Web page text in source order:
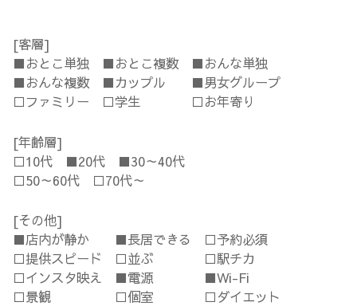
[客層]
■おとこ単独 ■おとこ複数 ■おんな単独
■おんな複数 ■カップル ■男女グループ
□ファミリー □学生 □お年寄り
[年齢層]
□10代 ■20代 ■30～40代
□50～60代 □70代～
[その他]
■店内が静か ■長居できる □予約必須
□提供スピード □並ぶ □駅チカ
□インスタ映え ■電源 ■Wi-Fi
□景観 □個室 □ダイエット